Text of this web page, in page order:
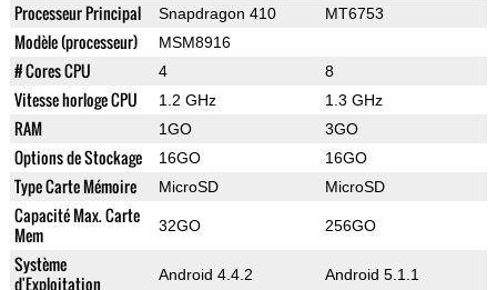
Processeur Principal Snapdragon 410 MT6753
Modèle (processeur) MSM8916
# Cores CPU 4 8
Vitesse horloge CPU 1.2 GHz 1.3 GHz
RAM 1GO 3GO
Options de Stockage 16GO 16GO
Type Carte Mémoire MicroSD MicroSD
Capacité Max. Carte
Mem
32GO 256GO
Système
d'Exploitation
Android 4.4.2 Android 5.1.1